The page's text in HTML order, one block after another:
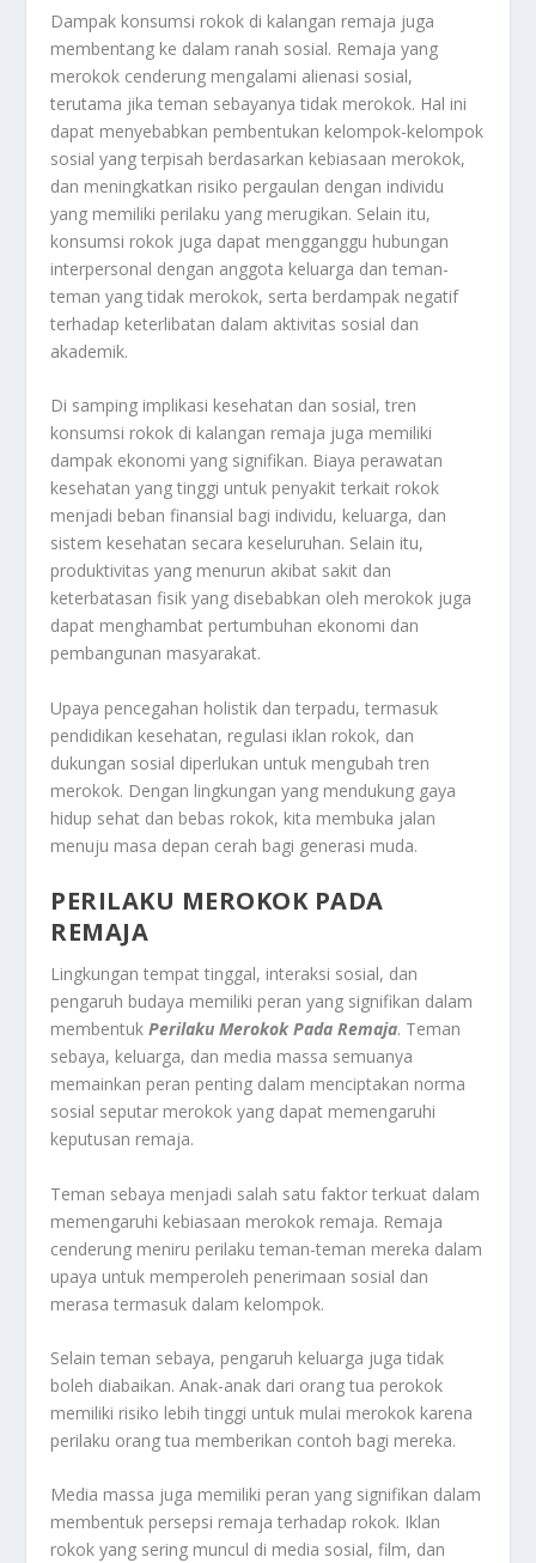
Dampak konsumsi rokok di kalangan remaja juga
membentang ke dalam ranah sosial. Remaja yang
merokok cenderung mengalami alienasi sosial,
terutama jika teman sebayanya tidak merokok. Hal ini
dapat menyebabkan pembentukan kelompok-kelompok
sosial yang terpisah berdasarkan kebiasaan merokok,
dan meningkatkan risiko pergaulan dengan individu
yang memiliki perilaku yang merugikan. Selain itu,
konsumsi rokok juga dapat mengganggu hubungan
interpersonal dengan anggota keluarga dan teman-
teman yang tidak merokok, serta berdampak negatif
terhadap keterlibatan dalam aktivitas sosial dan
akademik.
Di samping implikasi kesehatan dan sosial, tren
konsumsi rokok di kalangan remaja juga memiliki
dampak ekonomi yang signifikan. Biaya perawatan
kesehatan yang tinggi untuk penyakit terkait rokok
menjadi beban finansial bagi individu, keluarga, dan
sistem kesehatan secara keseluruhan. Selain itu,
produktivitas yang menurun akibat sakit dan
keterbatasan fisik yang disebabkan oleh merokok juga
dapat menghambat pertumbuhan ekonomi dan
pembangunan masyarakat.
Upaya pencegahan holistik dan terpadu, termasuk
pendidikan kesehatan, regulasi iklan rokok, dan
dukungan sosial diperlukan untuk mengubah tren
merokok. Dengan lingkungan yang mendukung gaya
hidup sehat dan bebas rokok, kita membuka jalan
menuju masa depan cerah bagi generasi muda.
PERILAKU MEROKOK PADA
REMAJA
Lingkungan tempat tinggal, interaksi sosial, dan
pengaruh budaya memiliki peran yang signifikan dalam
membentukPerilaku Merokok Pada Remaja. Teman
sebaya, keluarga, dan media massa semuanya
memainkan peran penting dalam menciptakan norma
sosial seputar merokok yang dapat memengaruhi
keputusan remaja.
Teman sebaya menjadi salah satu faktor terkuat dalam
memengaruhi kebiasaan merokok remaja. Remaja
cenderung meniru perilaku teman-teman mereka dalam
upaya untuk memperoleh penerimaan sosial dan
merasa termasuk dalam kelompok.
Selain teman sebaya, pengaruh keluarga juga tidak
boleh diabaikan. Anak-anak dari orang tua perokok
memiliki risiko lebih tinggi untuk mulai merokok karena
perilaku orang tua memberikan contoh bagi mereka.
Media massa juga memiliki peran yang signifikan dalam
membentuk persepsi remaja terhadap rokok. Iklan
rokok yang sering muncul di media sosial, film, dan